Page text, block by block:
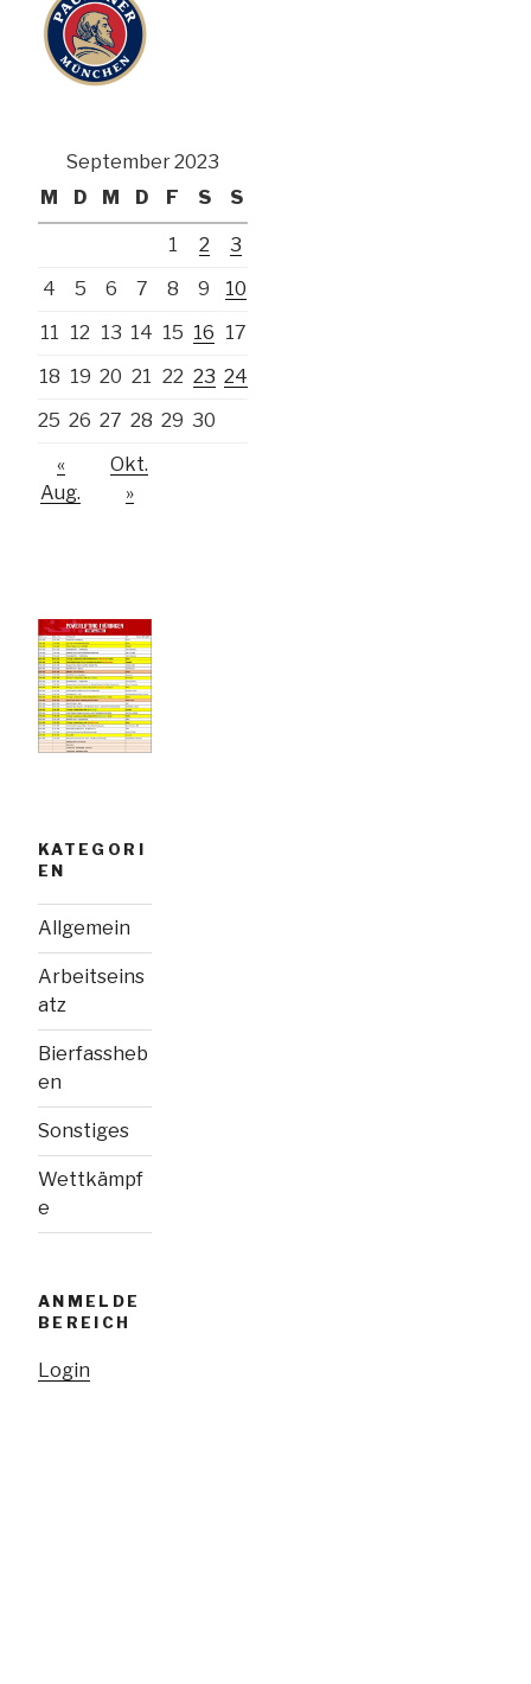
September 2023
M
D M D F S S
1 2
3
4
5 6 7 8 9
10
11 12 13 14 15 16 17
18 19 20 21 22 23 24
25 26 27 28 29 30
«
Aug.
Okt.
»
KATEGORI
EN
Allgemein
Arbeitseins
atz
Bierfassheb
en
Sonstiges
Wettkämpf
e
ANMELDE
BEREICH
Login